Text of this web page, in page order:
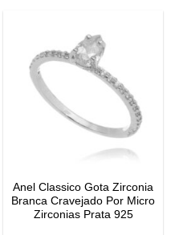
Anel Classico Gota Zirconia
Branca Cravejado Por Micro
Zirconias Prata 925